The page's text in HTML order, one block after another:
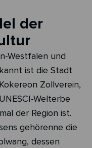
der
Westfalen und
ist die Stadt
Zollverein,
Welterbe
der Region ist.
gehörenne die
dessen